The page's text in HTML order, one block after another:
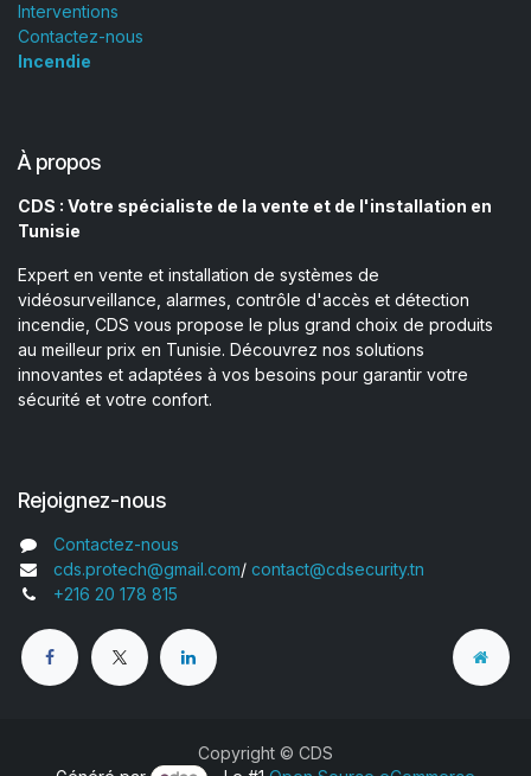
Interventions
Contactez-nous
Incendie
À propos
CDS : Votre spécialiste de la vente et de l'installation en
Tunisie
Expert en vente et installation de systèmes de
vidéosurveillance, alarmes, contrôle d'accès et détection
incendie, CDS vous propose le plus grand choix de produits
au meilleur prix en Tunisie. Découvrez nos solutions
innovantes et adaptées à vos besoins pour garantir votre
sécurité et votre confort.
Rejoignez-nous
Contactez-nous
cds.protech@gmail.com/ contact@cdsecurity.tn
+216 20 178 815
Copyright © CDS